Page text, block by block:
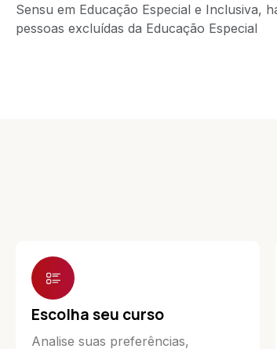
Sensu em Educação Especial e Inclusiva,
pessoas excluídas da Educação Especial
Escolha seu curso
Analise suas preferências,